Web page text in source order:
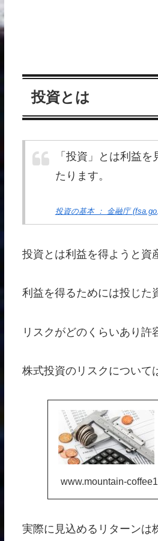
投資とは
「投資」とは利益
たります。
投資の基本 ： 金融庁
投資とは利益を得ようと資
利益を得るためには投じた
リスクがどのくらいあり許
株式投資のリスクについて
www.mountain-
実際に見込めるリターンは